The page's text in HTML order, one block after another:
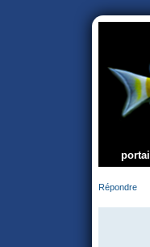
portail
Répondre